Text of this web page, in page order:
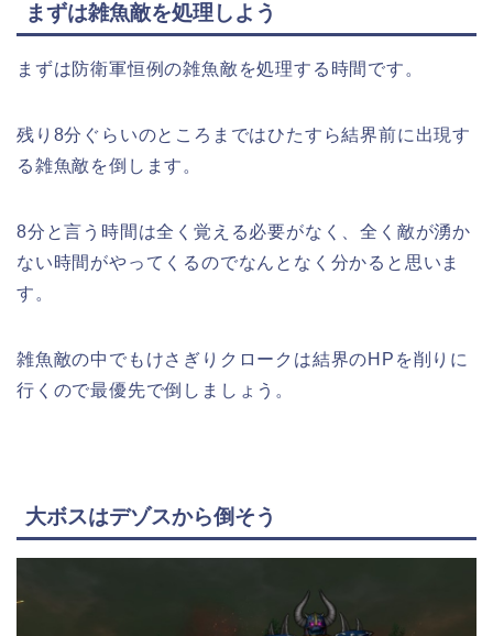
まずは雑魚敵を処理しよう
まずは防衛軍恒例の雑魚敵を処理する時間です。
残り8分ぐらいのところまではひたすら結界前に出現す
る雑魚敵を倒します。
8分と言う時間は全く覚える必要がなく、全く敵が湧か
ない時間がやってくるのでなんとなく分かると思いま
す。
雑魚敵の中でもけさぎりクロークは結界のHPを削りに
行くので最優先で倒しましょう。
大ボスはデゾスから倒そう